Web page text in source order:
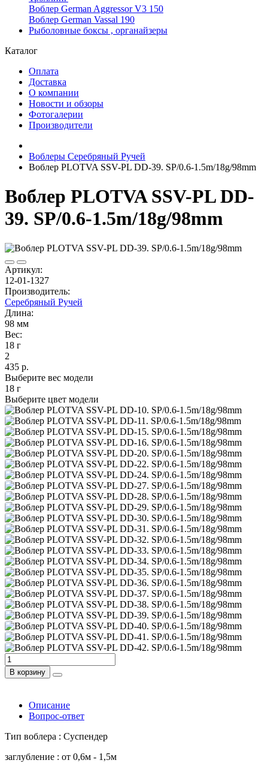
Воблер German Aggressor V3 150
Воблер German Vassal 190
Рыболовные боксы , органайзеры
Каталог
Оплата
Доставка
О компании
Новости и обзоры
Фотогалерии
Производители
Воблеры Серебряный Ручей
Воблер PLOTVA SSV-PL DD-39. SP/0.6-1.5m/18g/98mm
Воблер PLOTVA SSV-PL DD-
39. SP/0.6-1.5m/18g/98mm
Артикул:
12-01-1327
Производитель:
Серебряный Ручей
Длина:
98 мм
Вес:
18 г
2
435 р.
Выберите вес модели
18 г
Выберите цвет модели
В корзину
Описание
Вопрос-ответ
Тип воблера : Суспендер
заглубление : от 0,6м - 1,5м